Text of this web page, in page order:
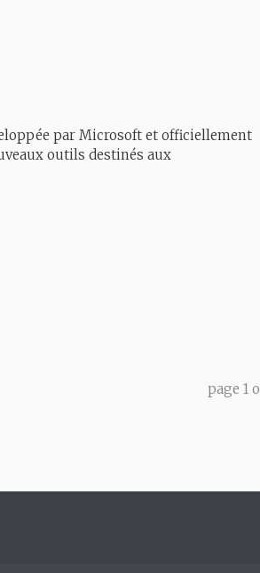
par Microsoft et officiellement
outils destinés aux
page1